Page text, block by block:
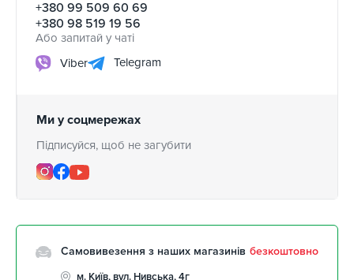
+380 99 509 60 69
+380 98 519 19 56
Або запитай у чаті
Viber
Telegram
Ми у соцмережах
Підписуйся, щоб не загубити
Самовивезення з наших магазинів безкоштовно
м. Київ, вул. Нивська, 4г